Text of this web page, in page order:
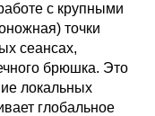
с крупными
точки
сеансах,
брюшка. Это
локальных
глобальное